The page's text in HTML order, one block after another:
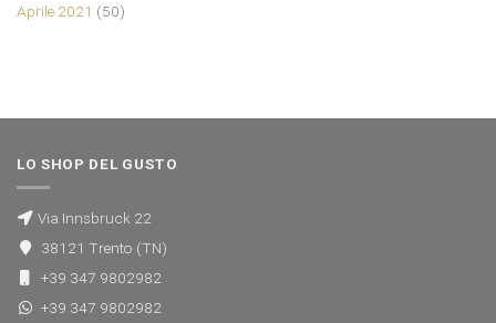
Aprile 2021 (50)
LO SHOP DEL GUSTO
Via Innsbruck 22
38121 Trento (TN)
+39 347 9802982
+39 347 9802982